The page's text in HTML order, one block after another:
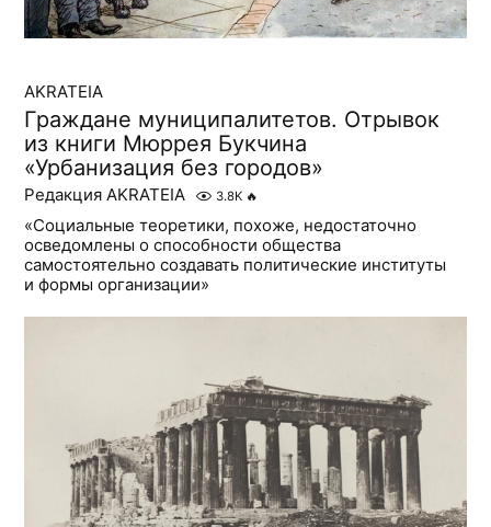
AKRATEIA
Граждане муниципалитетов. Отрывок
из книги Мюррея Букчина
«Урбанизация без городов»
Редакция AKRATEIA 3.8K 🔥
«Социальные теоретики, похоже, недостаточно
осведомлены о способности общества
самостоятельно создавать политические институты
и формы организации»